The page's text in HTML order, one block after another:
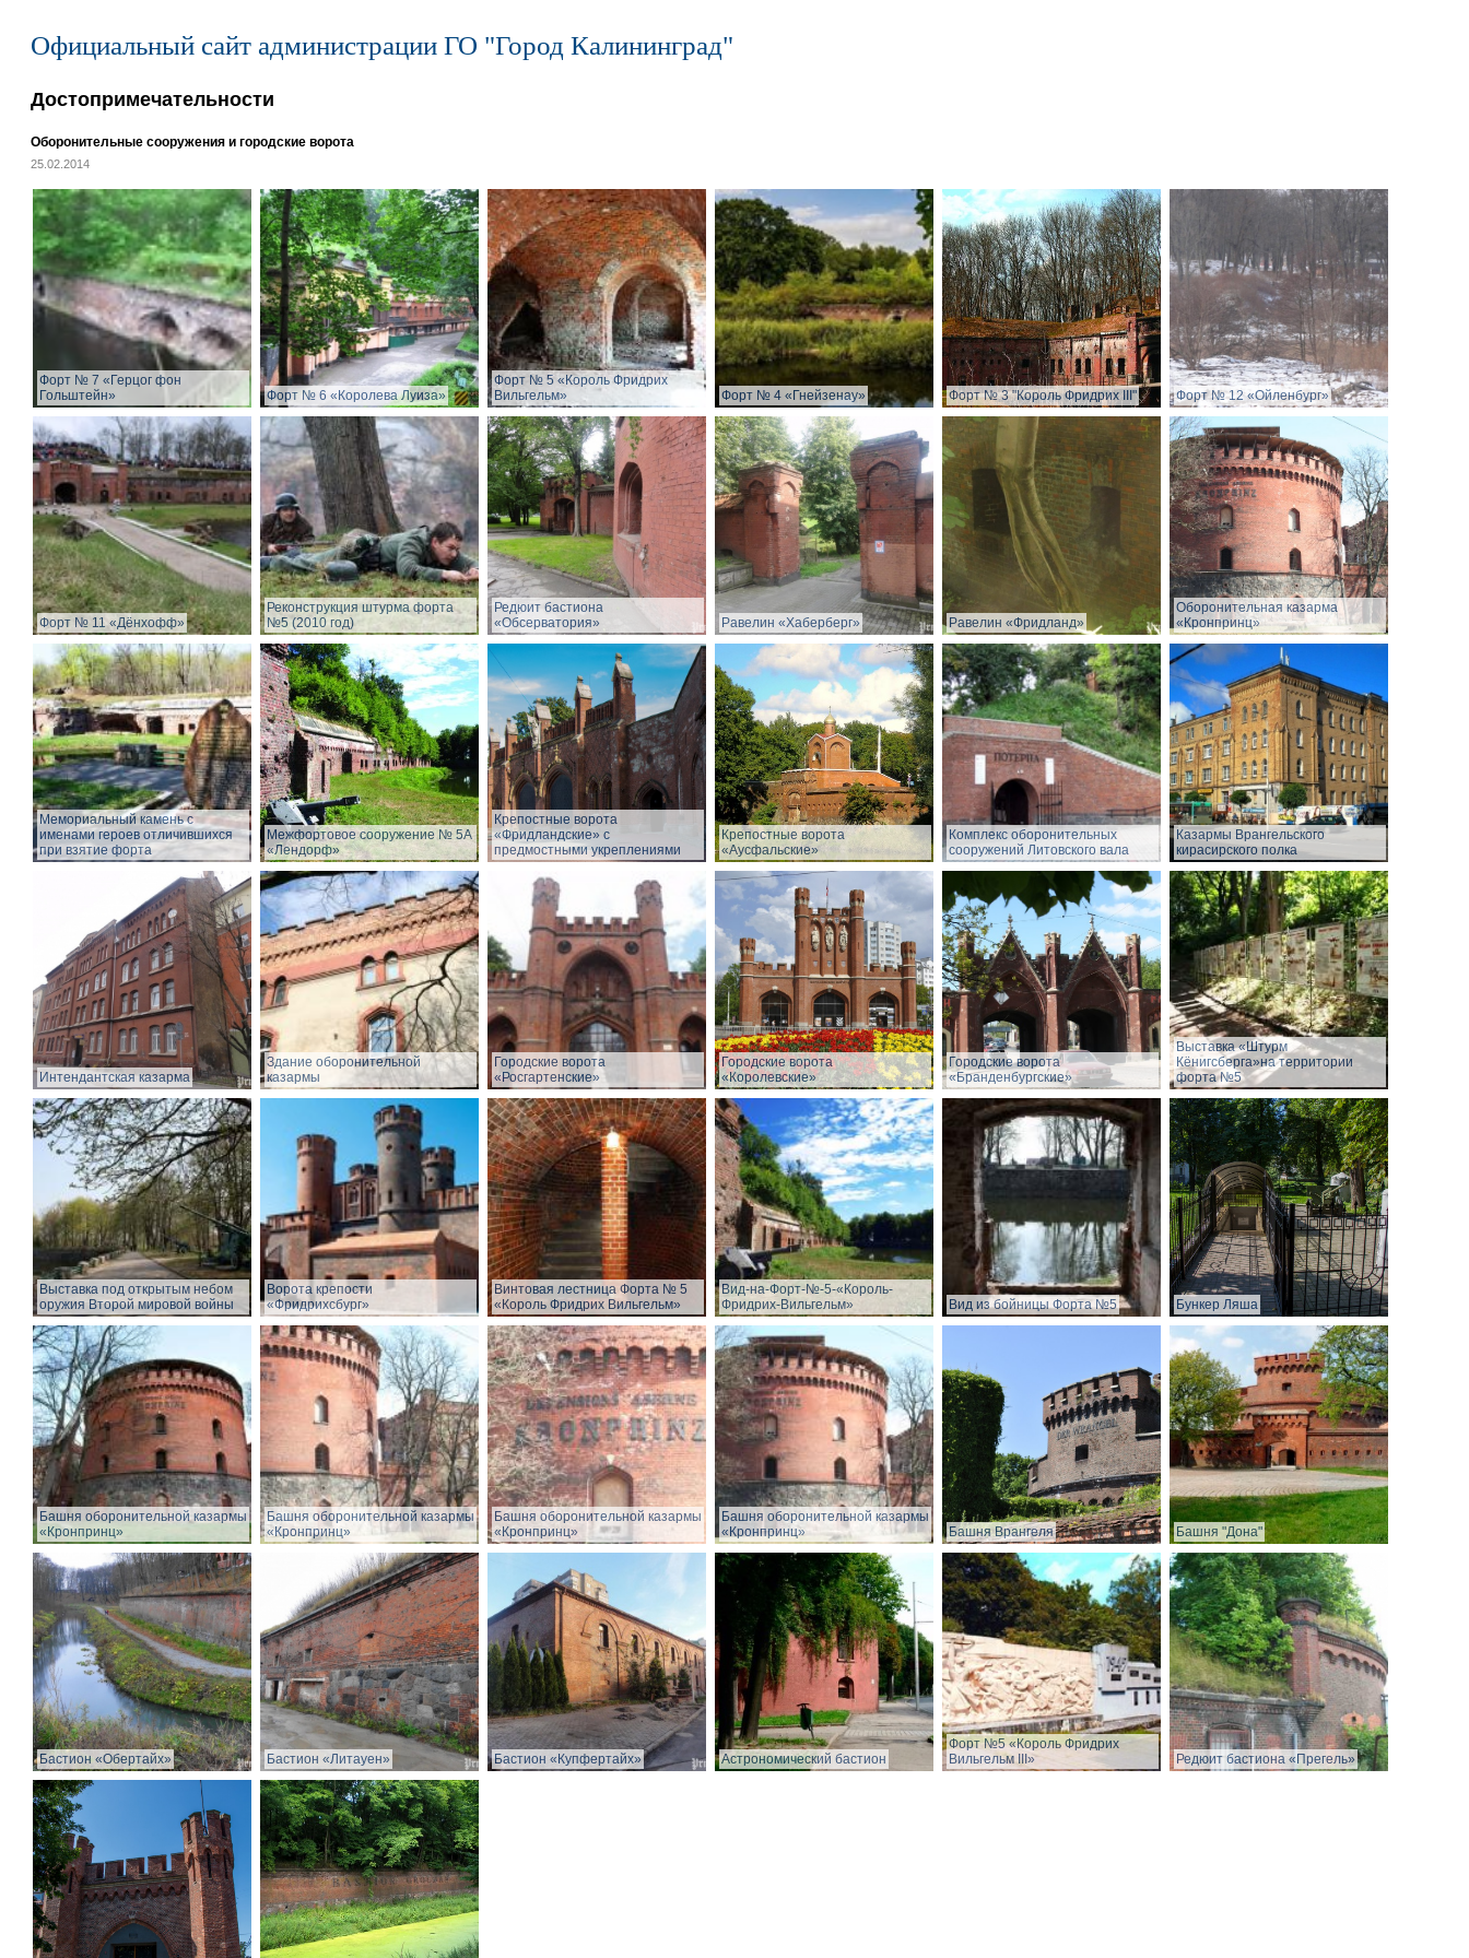
Официальный сайт администрации ГО "Город Калининград"
Достопримечательности
Оборонительные сооружения и городские ворота
25.02.2014
Форт № 7 «Герцог фон
Гольштейн»
Форт № 6 «Королева Луиза»
Форт № 5 «Король Фридрих
Вильгельм»
Форт № 4 «Гнейзенау» Форт № 3 "Король Фридрих III" Форт № 12 «Ойленбург»
Форт № 11 «Дёнхофф»
Реконструкция штурма форта
№5 (2010 год)
Редюит бастиона
«Обсерватория»
Равелин «Хаберберг» Равелин «Фридланд»
Оборонительная казарма
«Кронпринц»
Мемориальный камень с
именами героев отличившихся
при взятие форта
Межфортовое сооружение № 5А
«Лендорф»
Крепостные ворота
«Фридландские» с
предмостными укреплениями
Крепостные ворота
«Аусфальские»
Комплекс оборонительных
сооружений Литовского вала
Казармы Врангельского
кирасирского полка
Интендантская казарма
Здание оборонительной
казармы
Городские ворота
«Росгартенские»
Городские ворота
«Королевские»
Городские ворота
«Бранденбургские»
Выставка «Штурм
Кёнигсберга»на территории
форта №5
Выставка под открытым небом
оружия Второй мировой войны
Ворота крепости
«Фридрихсбург»
Винтовая лестница Форта № 5
«Король Фридрих Вильгельм»
Вид-на-Форт-№-5-«Король-
Фридрих-Вильгельм»
Вид из бойницы Форта №5 Бункер Ляша
Башня оборонительной казармы
«Кронпринц»
Башня оборонительной казармы
«Кронпринц»
Башня оборонительной казармы
«Кронпринц»
Башня оборонительной казармы
«Кронпринц»
Башня Врангеля Башня "Дона"
Бастион «Обертайх» Бастион «Литауен» Бастион «Купфертайх» Астрономический бастион
Форт №5 «Король Фридрих
Вильгельм III»
Редюит бастиона «Прегель»